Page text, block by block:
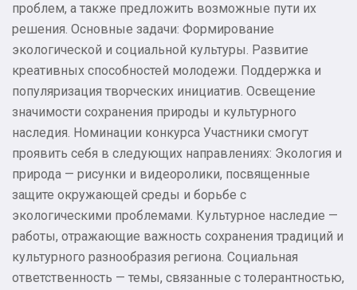
проблем, а также предложить возможные пути их
решения. Основные задачи: Формирование
экологической и социальной культуры. Развитие
креативных способностей молодежи. Поддержка и
популяризация творческих инициатив. Освещение
значимости сохранения природы и культурного
наследия. Номинации конкурса Участники смогут
проявить себя в следующих направлениях: Экология и
природа — рисунки и видеоролики, посвященные
защите окружающей среды и борьбе с
экологическими проблемами. Культурное наследие —
работы, отражающие важность сохранения традиций и
культурного разнообразия региона. Социальная
ответственность — темы, связанные с толерантностью,